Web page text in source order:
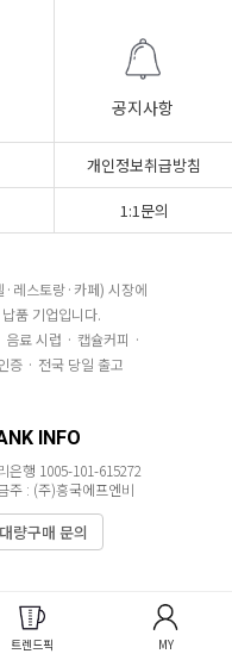
공지사항
개인정보취급방침
1:1문의
레스토랑·카페) 시장에
품 기업입니다.
료 시럽 · 캡슐커피 ·
증 · 전국 당일 출고
INFO
은행 1005-101-615272
주 : (주)흥국에프엔비
대량구매 문의
트렌드픽 MY